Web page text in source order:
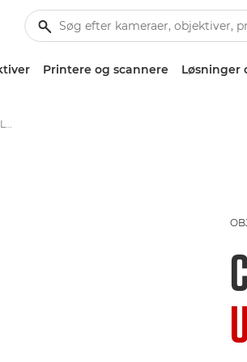
Printere og scannere Løsninger
Canon EF 85mm f/1.8 USM - Lenses - Camera & Photo lenses